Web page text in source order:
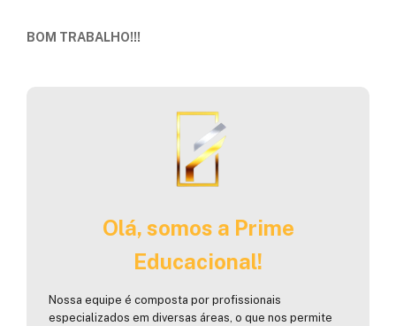
BOM TRABALHO!!!
Olá, somos a Prime
Educacional!
Nossa equipe é composta por profissionais
especializados em diversas áreas, o que nos permite